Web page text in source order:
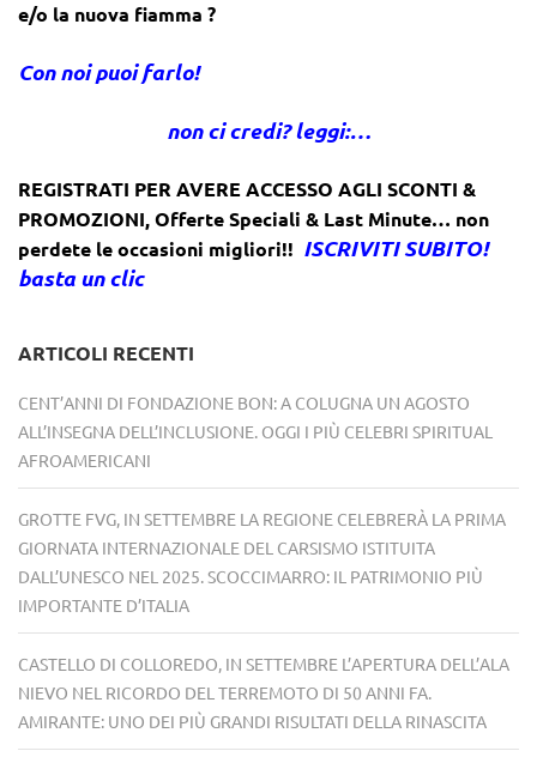
e/o la nuova fiamma ?
Con noi puoi farlo!
non ci credi? leggi:…
REGISTRATI PER AVERE ACCESSO AGLI SCONTI &
PROMOZIONI,Offerte Speciali & Last Minute… non
perdete le occasioni migliori!! ISCRIVITI SUBITO!
basta un clic
ARTICOLI RECENTI
CENT’ANNI DI FONDAZIONE BON: A COLUGNA UN AGOSTO
ALL’INSEGNA DELL’INCLUSIONE. OGGI I PIÙ CELEBRI SPIRITUAL
AFROAMERICANI
GROTTE FVG, IN SETTEMBRE LA REGIONE CELEBRERÀ LA PRIMA
GIORNATA INTERNAZIONALE DEL CARSISMO ISTITUITA
DALL’UNESCO NEL 2025. SCOCCIMARRO: IL PATRIMONIO PIÙ
IMPORTANTE D’ITALIA
CASTELLO DI COLLOREDO, IN SETTEMBRE L’APERTURA DELL’ALA
NIEVO NEL RICORDO DEL TERREMOTO DI 50 ANNI FA.
AMIRANTE: UNO DEI PIÙ GRANDI RISULTATI DELLA RINASCITA